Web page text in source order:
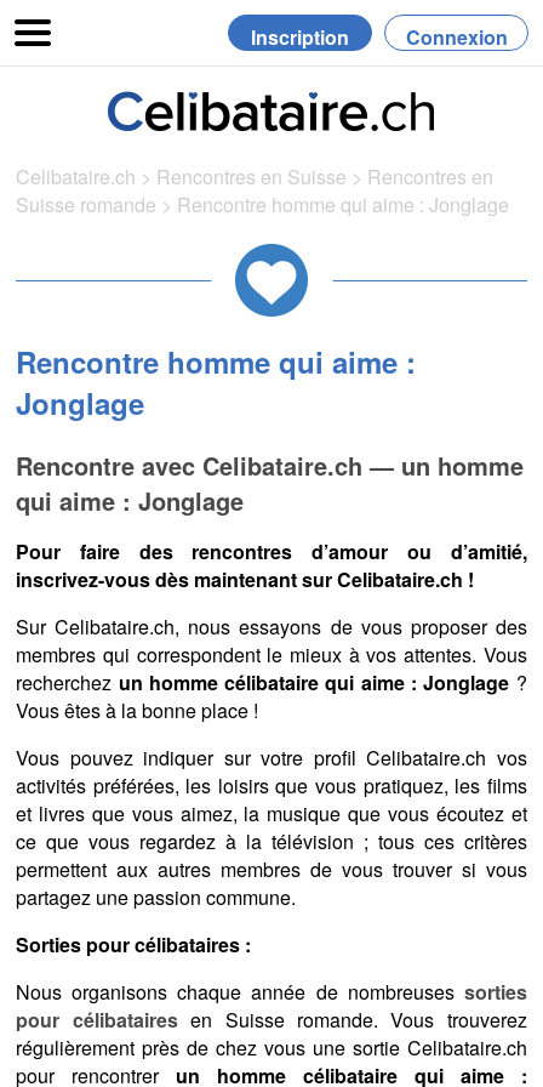
Inscription Connexion
Celibataire.ch > Rencontres en Suisse > Rencontres en
Suisse romande > Rencontre homme qui aime : Jonglage
Rencontre homme qui aime :
Jonglage
Rencontre avec Celibataire.ch — un homme
qui aime : Jonglage
Pour faire des rencontres d’amour ou d’amitié,
inscrivez-vous dès maintenant sur Celibataire.ch !
Sur Celibataire.ch, nous essayons de vous proposer des
membres qui correspondent le mieux à vos attentes. Vous
recherchez un homme célibataire qui aime : Jonglage ?
Vous êtes à la bonne place !
Vous pouvez indiquer sur votre profil Celibataire.ch vos
activités préférées, les loisirs que vous pratiquez, les films
et livres que vous aimez, la musique que vous écoutez et
ce que vous regardez à la télévision ; tous ces critères
permettent aux autres membres de vous trouver si vous
partagez une passion commune.
Sorties pour célibataires :
Nous organisons chaque année de nombreuses sorties
pour célibatairesen Suisse romande. Vous trouverez
régulièrement près de chez vous une sortie Celibataire.ch
pour rencontrer un homme célibataire qui aime :